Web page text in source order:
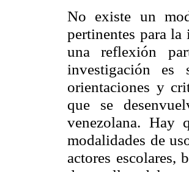
No existe un
pertinentes para
una reflexión
investigación
orientaciones y
que se
venezolana. Hay
modalidades de
actores escolares,